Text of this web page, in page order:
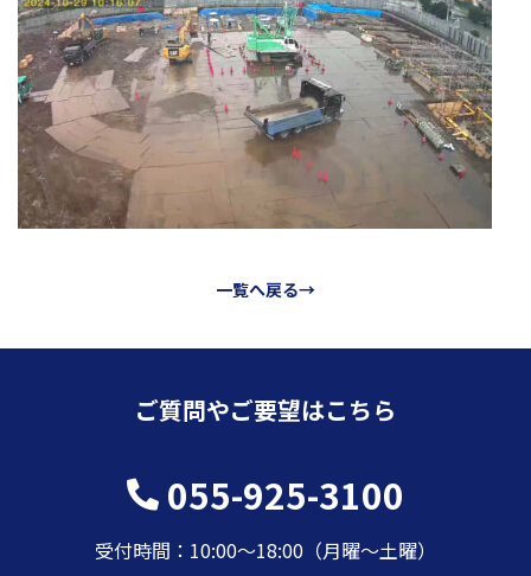
一覧へ戻る→
ご質問やご要望はこちら
055-925-3100
受付時間：10:00〜18:00（月曜～土曜）